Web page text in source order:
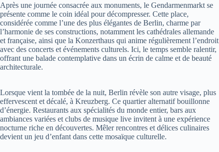
Après une journée consacrée aux monuments, le Gendarmenmarkt se
présente comme le coin idéal pour décompresser. Cette place,
considérée comme l’une des plus élégantes de Berlin, charme par
l’harmonie de ses constructions, notamment les cathédrales allemande
et française, ainsi que la Konzerthaus qui anime régulièrement l’endroit
avec des concerts et événements culturels. Ici, le temps semble ralentir,
offrant une balade contemplative dans un écrin de calme et de beauté
architecturale.
Lorsque vient la tombée de la nuit, Berlin révèle son autre visage, plus
effervescent et décalé, à Kreuzberg. Ce quartier alternatif bouillonne
d’énergie. Restaurants aux spécialités du monde entier, bars aux
ambiances variées et clubs de musique live invitent à une expérience
nocturne riche en découvertes. Mêler rencontres et délices culinaires
devient un jeu d’enfant dans cette mosaïque culturelle.